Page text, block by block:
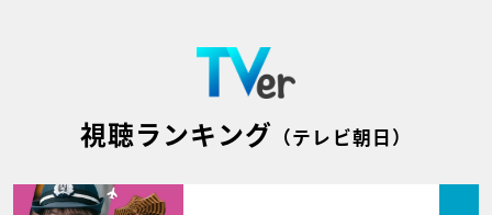
視聴ランキング （テレビ朝日）